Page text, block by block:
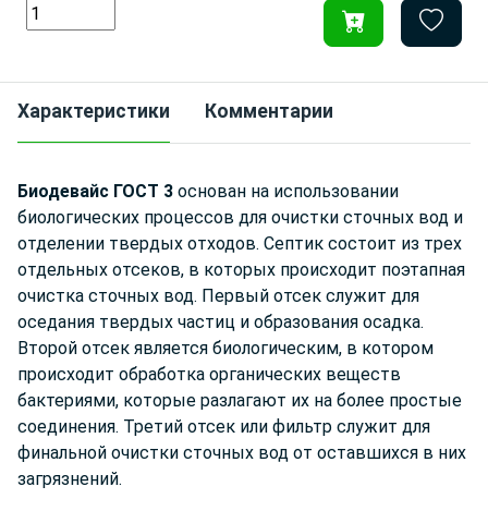
Характеристики Комментарии
Биодевайс ГОСТ 3 основан на использовании
биологических процессов для очистки сточных вод и
отделении твердых отходов. Септик состоит из трех
отдельных отсеков, в которых происходит поэтапная
очистка сточных вод. Первый отсек служит для
оседания твердых частиц и образования осадка.
Второй отсек является биологическим, в котором
происходит обработка органических веществ
бактериями, которые разлагают их на более простые
соединения. Третий отсек или фильтр служит для
финальной очистки сточных вод от оставшихся в них
загрязнений.